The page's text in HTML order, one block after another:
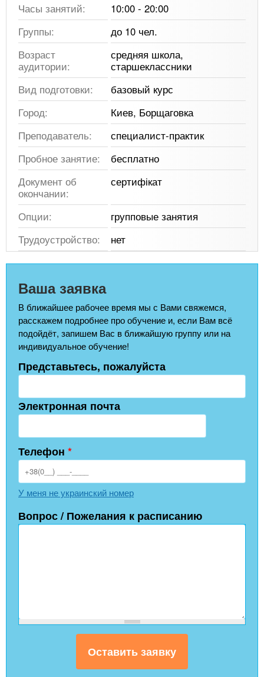
Часы занятий:
10:00 - 20:00
Группы:
до 10 чел.
Возраст
аудитории:
средняя школа,
старшеклассники
Вид подготовки:
базовый курс
Город:
Киев, Борщаговка
Преподаватель:
специалист-практик
Пробное занятие:
бесплатно
Документ об
окончании:
сертифікат
Опции:
групповые занятия
Трудоустройство:
нет
Ваша заявка
В ближайшее рабочее время мы с Вами свяжемся,
расскажем подробнее про обучение и, если Вам всё
подойдёт, запишем Вас в ближайшую группу или на
индивидуальное обучение!
Представьтесь, пожалуйста
Электронная почта
Телефон *
У меня не украинский номер
Вопрос / Пожелания к расписанию